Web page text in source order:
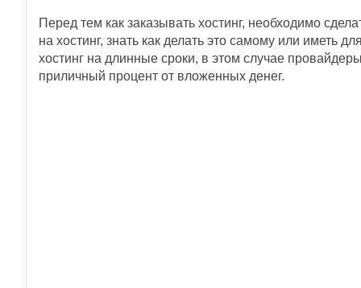
Перед тем как заказывать хостинг, необходимо
на хостинг, знать как делать это самому или иметь
хостинг на длинные сроки, в этом случае
приличный процент от вложенных денег.